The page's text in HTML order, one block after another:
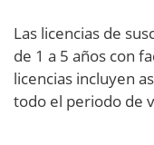
Las licencias de
de 1 a 5 años con
licencias incluyen
todo el periodo de